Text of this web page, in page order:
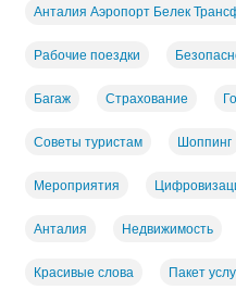
Анталия Аэропорт Белек
Рабочие поездки
Багаж Страхование
Советы туристам Шоппинг
Мероприятия
Анталия Недвижимость
Красивые слова Пакет